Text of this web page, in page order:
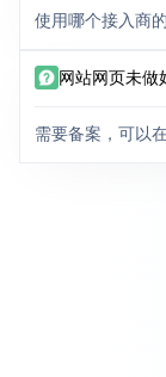
使用哪个接入商
网站网页未做
需要备案，可以